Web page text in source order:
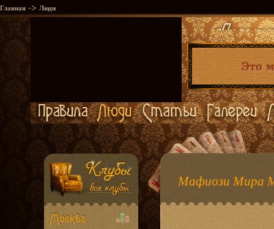
Главная -> Люди
Мафиози Мира